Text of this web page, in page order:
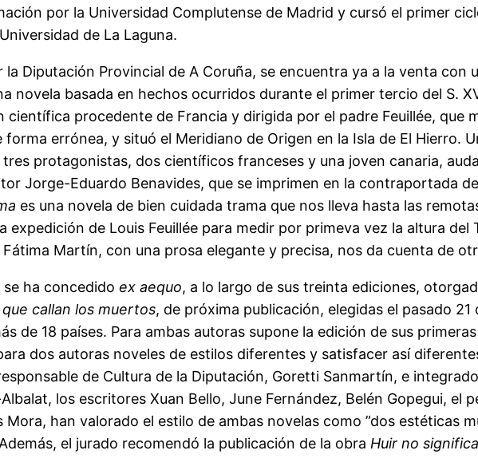
por la Universidad Complutense de Madrid y cursó el primer
de La Laguna.
la Diputación Provincial de A Coruña, se encuentra ya a la venta con
novela basada en hechos ocurridos durante el primer tercio del S.
científica procedente de Francia y dirigida por el padre Feuillée, que
errónea, y situó el Meridiano de Origen en la Isla de El Hierro.
protagonistas, dos científicos franceses y una joven canaria,
Jorge-Eduardo Benavides, que se imprimen en la contraportada
es una novela de bien cuidada trama que nos lleva hasta las
expedición de Louis Feuillée para medir por primeva vez la altura
Martín, con una prosa elegante y precisa, nos da cuenta de
ha concedido ex aequo, a lo largo de sus treinta ediciones,
que callan los muertos, de próxima publicación, elegidas el pasado
de 18 países. Para ambas autoras supone la edición de sus
dos autoras noveles de estilos diferentes y satisfacer así
de Cultura de la Diputación, Goretti Sanmartín, e
los escritores Xuan Bello, June Fernández, Belén Gopegui, el
han valorado el estilo de ambas novelas como ”dos estéticas
el jurado recomendó la publicación de la obra Huir no